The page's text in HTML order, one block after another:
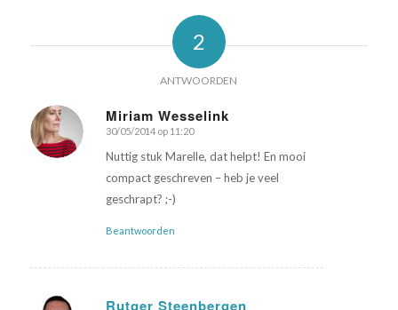
2
ANTWOORDEN
Miriam Wesselink
zegt:
30/05/2014 op 11:20
Nuttig stuk Marelle, dat helpt! En mooi
compact geschreven – heb je veel
geschrapt? ;-)
Beantwoorden
Rutger Steenbergen